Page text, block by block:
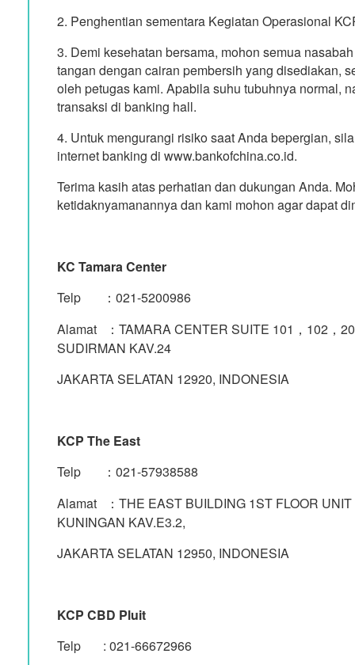
2. Penghentian sementara Kegiatan Operasional
3. Demi kesehatan bersama, mohon semua
tangan dengan cairan pembersih yang disediakan,
oleh petugas kami. Apabila suhu tubuhnya normal,
transaksi di banking hall.
4. Untuk mengurangi risiko saat Anda bepergian,
internet banking di www.bankofchina.co.id.
Terima kasih atas perhatian dan dukungan Anda.
ketidaknyamanannya dan kami mohon agar dapat
KC Tamara Center
Telp ：021-5200986
Alamat ：TAMARA CENTER SUITE 101，102，
SUDIRMAN KAV.24
JAKARTA SELATAN 12920, INDONESIA
KCP The East
Telp ：021-57938588
Alamat ：THE EAST BUILDING 1ST FLOOR
KUNINGAN KAV.E3.2,
JAKARTA SELATAN 12950, INDONESIA
KCP CBD Pluit
Telp : 021-66672966